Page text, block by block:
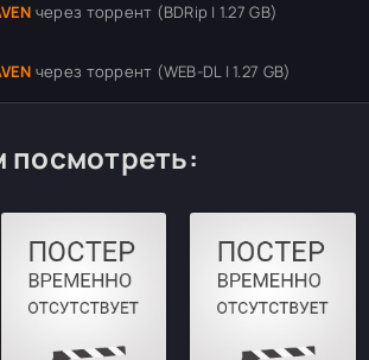
через торрент (BDRip | 1.27 GB)
через торрент (WEB-DL | 1.27 GB)
посмотреть: